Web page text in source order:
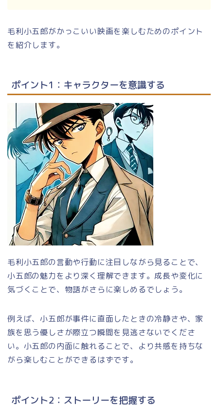
毛利小五郎がかっこいい映画を楽しむためのポイント
を紹介します。
ポイント1：キャラクターを意識する
毛利小五郎の言動や行動に注目しながら見ることで、
小五郎の魅力をより深く理解できます。成長や変化に
気づくことで、物語がさらに楽しめるでしょう。
例えば、小五郎が事件に直面したときの冷静さや、家
族を思う優しさが際立つ瞬間を見逃さないでくださ
い。小五郎の内面に触れることで、より共感を持ちな
がら楽しむことができるはずです。
ポイント2：ストーリーを把握する